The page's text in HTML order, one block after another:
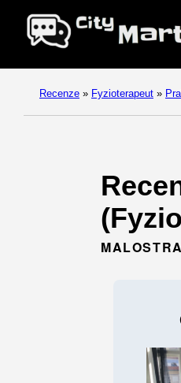
Recenze » Fyzioterapeut »